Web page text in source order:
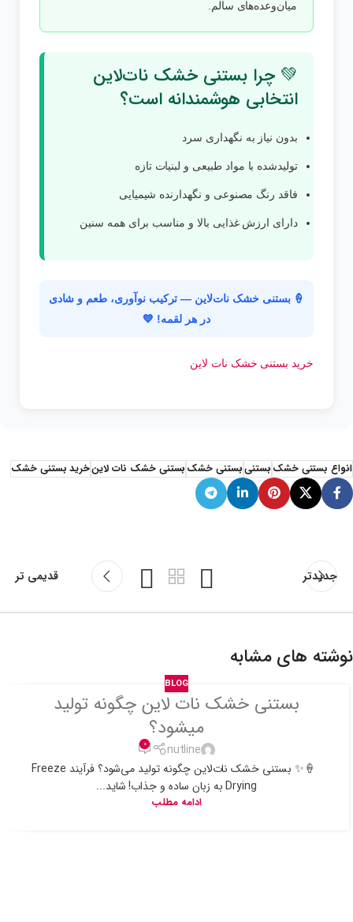
میان‌وعده‌های سالم.
💚 چرا بستنی خشک نات‌لاین
انتخابی هوشمندانه است؟
بدون نیاز به نگهداری سرد
تولیدشده با مواد طبیعی و لبنیات تازه
فاقد رنگ مصنوعی و نگهدارنده شیمیایی
دارای ارزش غذایی بالا و مناسب برای همه سنین
🍦 بستنی خشک نات‌لاین — ترکیب نوآوری، طعم و شادی
در هر لقمه! 💙
خرید بستنی خشک نات لاین
انواع بستنی خشکبستنیبستنی خشکبستنی خشک نات لاینخرید بستنی خشک
جدیدتر قدیمی تر
نوشته های مشابه
BLOG
بستنی خشک نات لاین چگونه تولید
میشود؟
nutline
0
🍦✨ بستنی خشک نات‌لاین چگونه تولید می‌شود؟ فرآیند Freeze
Drying به زبان ساده و جذاب! شاید...
ادامه مطلب